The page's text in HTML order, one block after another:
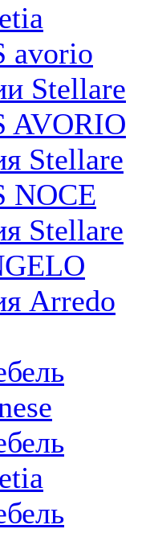
avorio
Stellare
AVORIO
Stellare
NOCE
Stellare
Arredo